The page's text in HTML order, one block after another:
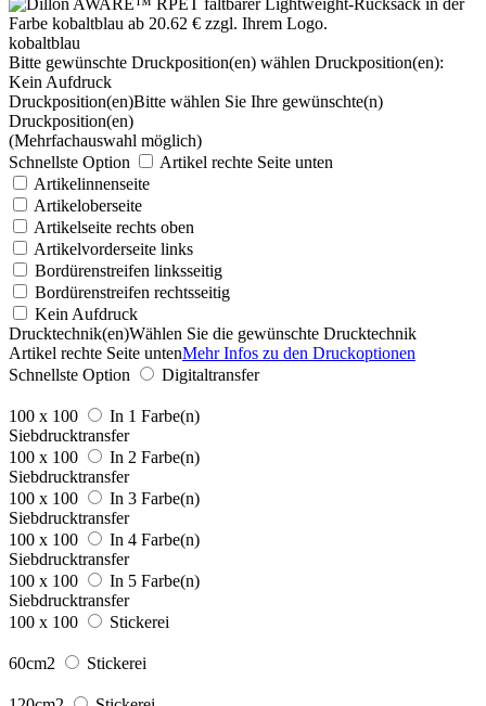
kobaltblau
Bitte gewünschte Druckposition(en) wählen Druckposition(en):
Kein Aufdruck
Druckposition(en)Bitte wählen Sie Ihre gewünschte(n)
Druckposition(en)
(Mehrfachauswahl möglich)
Schnellste Option
Artikel rechte Seite unten
Artikelinnenseite
Artikeloberseite
Artikelseite rechts oben
Artikelvorderseite links
Bordürenstreifen linksseitig
Bordürenstreifen rechtsseitig
Kein Aufdruck
Drucktechnik(en)Wählen Sie die gewünschte Drucktechnik
Artikel rechte Seite untenMehr Infos zu den Druckoptionen
Schnellste Option
Digitaltransfer
100 x 100
In 1 Farbe(n)
Siebdrucktransfer
100 x 100
In 2 Farbe(n)
Siebdrucktransfer
100 x 100
In 3 Farbe(n)
Siebdrucktransfer
100 x 100
In 4 Farbe(n)
Siebdrucktransfer
100 x 100
In 5 Farbe(n)
Siebdrucktransfer
100 x 100
Stickerei
60cm2 Stickerei